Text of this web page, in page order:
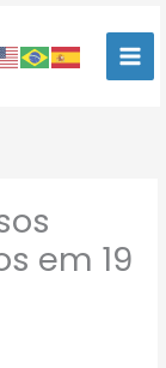
em 19